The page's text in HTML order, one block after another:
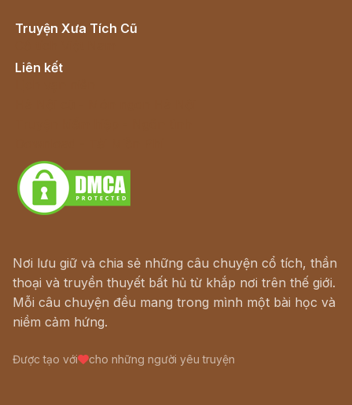
Truyện Xưa Tích Cũ
Liên kết
Nơi lưu giữ và chia sẻ những câu chuyện cổ tích, thần
thoại và truyền thuyết bất hủ từ khắp nơi trên thế giới.
Mỗi câu chuyện đều mang trong mình một bài học và
niềm cảm hứng.
Được tạo với cho những người yêu truyện